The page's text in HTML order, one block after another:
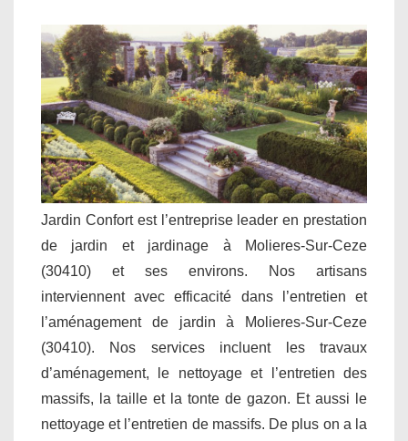
Jardin Confort est l’entreprise leader en prestation
de jardin et jardinage à Molieres-Sur-Ceze
(30410) et ses environs. Nos artisans
interviennent avec efficacité dans l’entretien et
l’aménagement de jardin à Molieres-Sur-Ceze
(30410). Nos services incluent les travaux
d’aménagement, le nettoyage et l’entretien des
massifs, la taille et la tonte de gazon. Et aussi le
nettoyage et l’entretien de massifs. De plus on a la